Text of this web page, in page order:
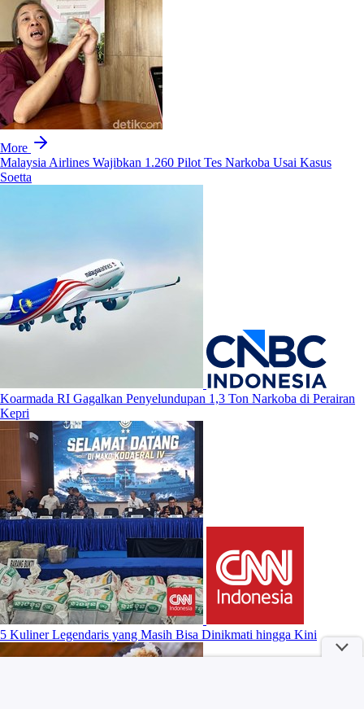
More
Malaysia Airlines Wajibkan 1.260 Pilot Tes Narkoba Usai Kasus
Soetta
Koarmada RI Gagalkan Penyelundupan 1,3 Ton Narkoba di Perairan
Kepri
5 Kuliner Legendaris yang Masih Bisa Dinikmati hingga Kini